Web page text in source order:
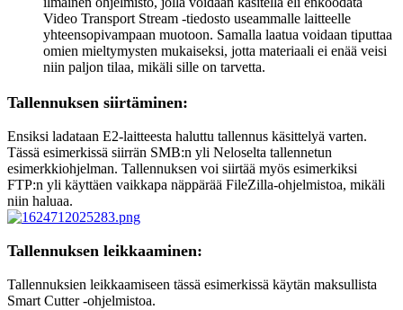
Video Transport Stream -tiedosto useammalle laitteelle
yhteensopivampaan muotoon. Samalla laatua voidaan tiputtaa
omien mieltymysten mukaiseksi, jotta materiaali ei enää veisi
niin paljon tilaa, mikäli sille on tarvetta.
Tallennuksen siirtäminen:
Ensiksi ladataan E2-laitteesta haluttu tallennus käsittelyä varten.
Tässä esimerkissä siirrän SMB:n yli Neloselta tallennetun
esimerkkiohjelman. Tallennuksen voi siirtää myös esimerkiksi
FTP:n yli käyttäen vaikkapa näppärää FileZilla-ohjelmistoa, mikäli
niin haluaa.
Tallennuksen leikkaaminen:
Tallennuksien leikkaamiseen tässä esimerkissä käytän maksullista
Smart Cutter -ohjelmistoa.